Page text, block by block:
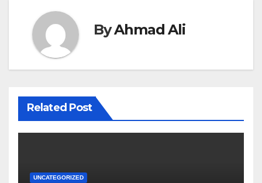
ByAhmad Ali
Related Post
UNCATEGORIZED